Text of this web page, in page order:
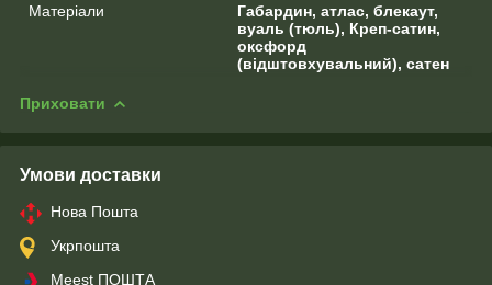
Матеріали
Габардин, атлас, блекаут,
вуаль (тюль), Креп-сатин,
оксфорд
(відштовхувальний), сатен
Приховати
Умови доставки
Нова Пошта
Укрпошта
Meest ПОШТА